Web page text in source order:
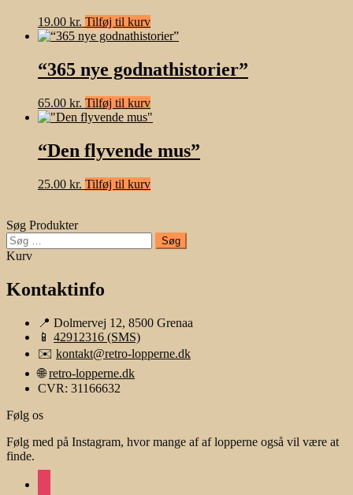
19.00 kr. Tilføj til kurv
“365 nye godnathistorier”
65.00 kr. Tilføj til kurv
“Den flyvende mus”
25.00 kr. Tilføj til kurv
Søg Produkter
Søg
efter:
Kurv
Kontaktinfo
📍 Dolmervej 12, 8500 Grenaa
📱 42912316 (SMS)
✉️ kontakt@retro-lopperne.dk
🌐retro-lopperne.dk
CVR: 31166632
Følg os
Følg med på Instagram, hvor mange af af lopperne også vil være at
finde.